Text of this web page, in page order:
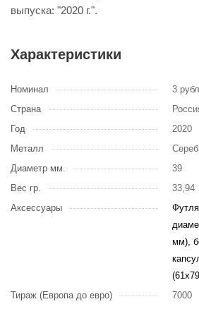
выпуска: "2020 г.".
Характеристики
Номинал
3
Страна
Год
2020
Металл
Диаметр мм.
39
Вес гр.
33,94
Аксессуары
мм),
Тираж (Европа до евро)
7000